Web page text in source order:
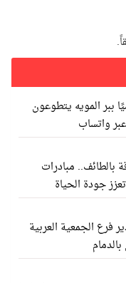
ببر المويه يتطوعون
واتساب
بالطائف.. مبادرات
جودة الحياة
فرع الجمعية العربية